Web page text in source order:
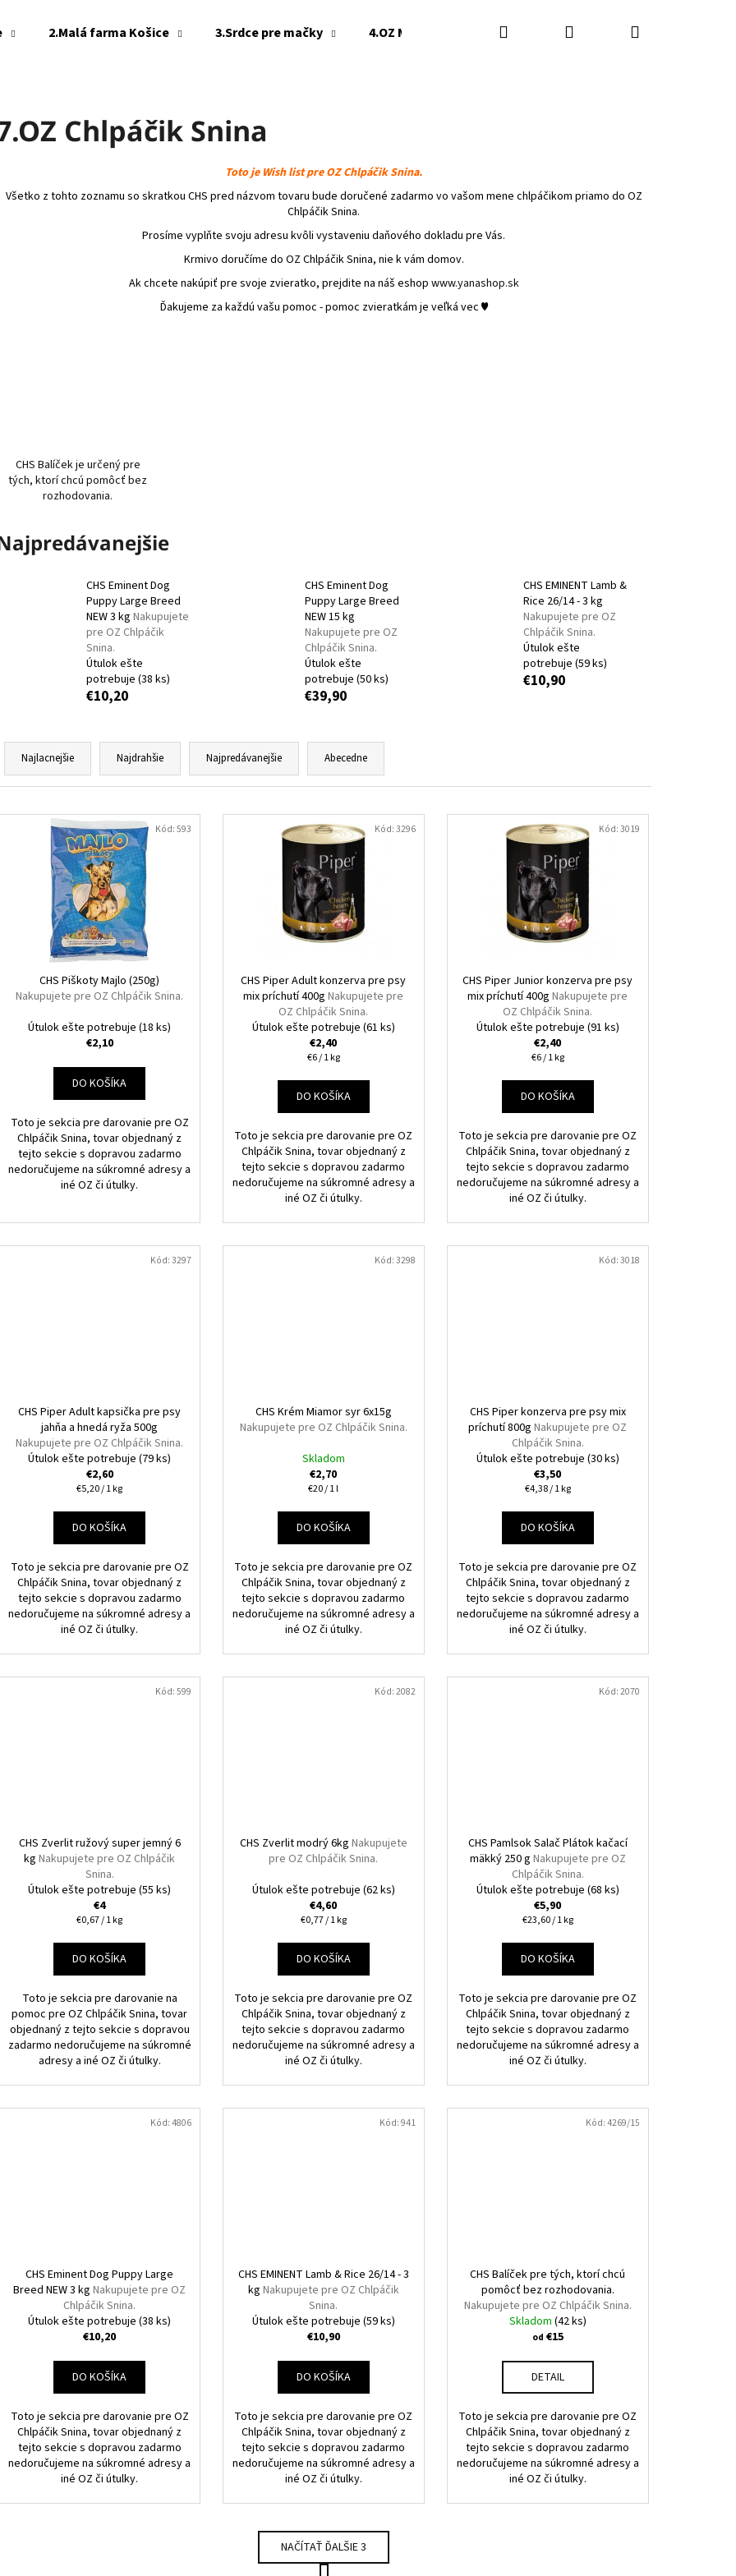
2.Malá farma Košice 3.Srdce pre mačky 4.OZ Mačky Humenné 5.Darinka Švedová
Hľadať PrihlásenieNákupný
Chlpáčik Snina
Toto je Wish list pre OZ Chlpáčik Snina.
Všetko z tohto zoznamu so skratkou CHS pred názvom tovaru bude doručené zadarmo vo vašom mene chlpáčikom priamo do OZ
Chlpáčik Snina.
Prosíme vyplňte svoju adresu kvôli vystaveniu daňového dokladu pre Vás.
Krmivo doručíme do OZ Chlpáčik Snina, nie k vám domov.
Ak chcete nakúpiť pre svoje zvieratko, prejdite na náš eshop www.yanashop.sk
Ďakujeme za každú vašu pomoc - pomoc zvieratkám je veľká vec ♥
CHS Balíček je určený pre
tých, ktorí chcú pomôcť bez
rozhodovania.
CHS Eminent Dog
Puppy Large Breed
NEW 3 kg Nakupujete
pre OZ Chlpáčik
Snina.
Útulok ešte
potrebuje (38 ks)
€10,20
CHS Eminent Dog
Puppy Large Breed
NEW 15 kg
Nakupujete pre OZ
Chlpáčik Snina.
Útulok ešte
potrebuje (50 ks)
€39,90
CHS EMINENT Lamb &
Rice 26/14 - 3 kg
Nakupujete pre OZ
Chlpáčik Snina.
Útulok ešte
potrebuje (59 ks)
€10,90
R
Najlacnejšie Najdrahšie Najpredávanejšie Abecedne
CHS Piškoty Majlo (250g)
Nakupujete pre OZ Chlpáčik Snina.
Útulok ešte potrebuje(18 ks)
€2,10
DO KOŠÍKA
Toto je sekcia pre darovanie pre OZ
Chlpáčik Snina, tovar objednaný z
tejto sekcie s dopravou zadarmo
nedoručujeme na súkromné adresy a
iné OZ či útulky.
Kód:593
CHS Piper Adult konzerva pre psy
mix príchutí 400gNakupujete pre
OZ Chlpáčik Snina.
Útulok ešte potrebuje (61 ks)
€2,40
Jednotková
€6 / 1 kg
DO KOŠÍKA
Toto je sekcia pre darovanie pre OZ
Chlpáčik Snina, tovar objednaný z
tejto sekcie s dopravou zadarmo
nedoručujeme na súkromné adresy a
iné OZ či útulky.
Kód:3296
CHS Piper Junior konzerva pre psy
mix príchutí 400gNakupujete pre
OZ Chlpáčik Snina.
Útulok ešte potrebuje (91 ks)
€2,40
Jednotková
€6 / 1 kg
DO KOŠÍKA
Toto je sekcia pre darovanie pre OZ
Chlpáčik Snina, tovar objednaný z
tejto sekcie s dopravou zadarmo
nedoručujeme na súkromné adresy a
iné OZ či útulky.
Kód:3019
CHS Piper Adult kapsička pre psy
jahňa a hnedá ryža 500g
Nakupujete pre OZ Chlpáčik Snina.
Útulok ešte potrebuje(79 ks)
€2,60
Jednotková
€5,20 / 1 kg
DO KOŠÍKA
Toto je sekcia pre darovanie pre OZ
Chlpáčik Snina, tovar objednaný z
tejto sekcie s dopravou zadarmo
nedoručujeme na súkromné adresy a
iné OZ či útulky.
Kód:3297
CHS Krém Miamor syr 6x15g
Nakupujete pre OZ Chlpáčik Snina.
Skladom
€2,70
Jednotková
€20 / 1 l
DO KOŠÍKA
Toto je sekcia pre darovanie pre OZ
Chlpáčik Snina, tovar objednaný z
tejto sekcie s dopravou zadarmo
nedoručujeme na súkromné adresy a
iné OZ či útulky.
Kód:3298
CHS Piper konzerva pre psy mix
príchutí 800gNakupujete pre OZ
Chlpáčik Snina.
Útulok ešte potrebuje (30 ks)
€3,50
Jednotková
€4,38 / 1 kg
DO KOŠÍKA
Toto je sekcia pre darovanie pre OZ
Chlpáčik Snina, tovar objednaný z
tejto sekcie s dopravou zadarmo
nedoručujeme na súkromné adresy a
iné OZ či útulky.
Kód:3018
CHS Zverlit ružový super jemný 6
kgNakupujete pre OZ Chlpáčik
Snina.
Útulok ešte potrebuje(55 ks)
€4
Jednotková
€0,67 / 1 kg
DO KOŠÍKA
Toto je sekcia pre darovanie na
pomoc pre OZ Chlpáčik Snina, tovar
objednaný z tejto sekcie s dopravou
zadarmo nedoručujeme na súkromné
adresy a iné OZ či útulky.
Kód:599
CHS Zverlit modrý 6kg Nakupujete
pre OZ Chlpáčik Snina.
Útulok ešte potrebuje (62 ks)
€4,60
Jednotková
€0,77 / 1 kg
DO KOŠÍKA
Toto je sekcia pre darovanie pre OZ
Chlpáčik Snina, tovar objednaný z
tejto sekcie s dopravou zadarmo
nedoručujeme na súkromné adresy a
iné OZ či útulky.
Kód:2082
CHS Pamlsok Salač Plátok kačací
mäkký 250 g Nakupujete pre OZ
Chlpáčik Snina.
Útulok ešte potrebuje (68 ks)
€5,90
Jednotková
€23,60 / 1 kg
DO KOŠÍKA
Toto je sekcia pre darovanie pre OZ
Chlpáčik Snina, tovar objednaný z
tejto sekcie s dopravou zadarmo
nedoručujeme na súkromné adresy a
iné OZ či útulky.
Kód:2070
CHS Eminent Dog Puppy Large
Breed NEW 3 kgNakupujete pre OZ
Chlpáčik Snina.
Útulok ešte potrebuje(38 ks)
€10,20
DO KOŠÍKA
Toto je sekcia pre darovanie pre OZ
Chlpáčik Snina, tovar objednaný z
tejto sekcie s dopravou zadarmo
nedoručujeme na súkromné adresy a
iné OZ či útulky.
Kód:4806
CHS EMINENT Lamb & Rice 26/14 - 3
kg Nakupujete pre OZ Chlpáčik
Snina.
Útulok ešte potrebuje (59 ks)
€10,90
DO KOŠÍKA
Toto je sekcia pre darovanie pre OZ
Chlpáčik Snina, tovar objednaný z
tejto sekcie s dopravou zadarmo
nedoručujeme na súkromné adresy a
iné OZ či útulky.
Kód:941
CHS Balíček pre tých, ktorí chcú
pomôcť bez rozhodovania.
Nakupujete pre OZ Chlpáčik Snina.
Skladom (42 ks)
od €15
DETAIL
Toto je sekcia pre darovanie pre OZ
Chlpáčik Snina, tovar objednaný z
tejto sekcie s dopravou zadarmo
nedoručujeme na súkromné adresy a
iné OZ či útulky.
Kód:4269/15
NAČÍTAŤ ĎALŠIE 3
S
Odporúčame